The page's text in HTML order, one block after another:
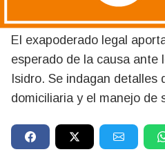
declaran hoy
El exapoderado legal
esperado de la causa ante
Isidro. Se indagan detalles
domiciliaria y el manejo de